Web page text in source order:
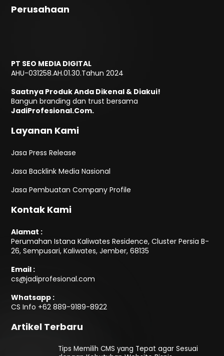
Perusahaan
PT SEO MEDIA DIGITAL
AHU-031258.AH.01.30.Tahun 2024
Saatnya Produk Anda Dikenal & Diakui!
Bangun branding dan trust bersama
JadiProfesional.Com.
Layanan Kami
Jasa Press Release
Jasa Backlink Media Nasional
Jasa Pembuatan Company Profile
Kontak Kami
Alamat :
Perumahan Istana Kaliwates Residence, Cluster Persia B-
26, Sempusari, Kaliwates, Jember, 68135
Email :
cs@jadiprofesional.com
Whatsapp :
CS Info +62 889-9189-8922
Artikel Terbaru
Tips Memilih CMS yang Tepat agar Sesuai